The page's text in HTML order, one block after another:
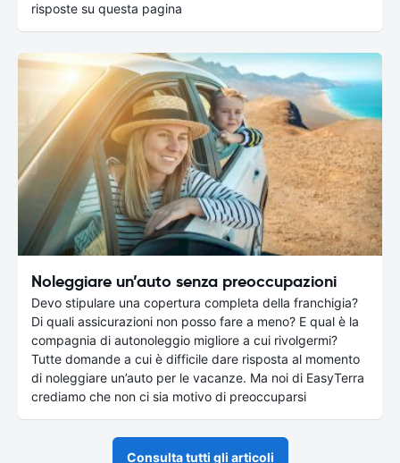
risposte su questa pagina
Noleggiare un’auto senza preoccupazioni
Devo stipulare una copertura completa della franchigia?
Di quali assicurazioni non posso fare a meno? E qual è la
compagnia di autonoleggio migliore a cui rivolgermi?
Tutte domande a cui è difficile dare risposta al momento
di noleggiare un’auto per le vacanze. Ma noi di EasyTerra
crediamo che non ci sia motivo di preoccuparsi
Consulta tutti gli articoli